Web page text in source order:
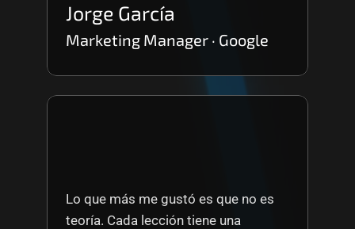
Jorge García
Marketing Manager · Google
Lo que más me gustó es que no es
teoría. Cada lección tiene una